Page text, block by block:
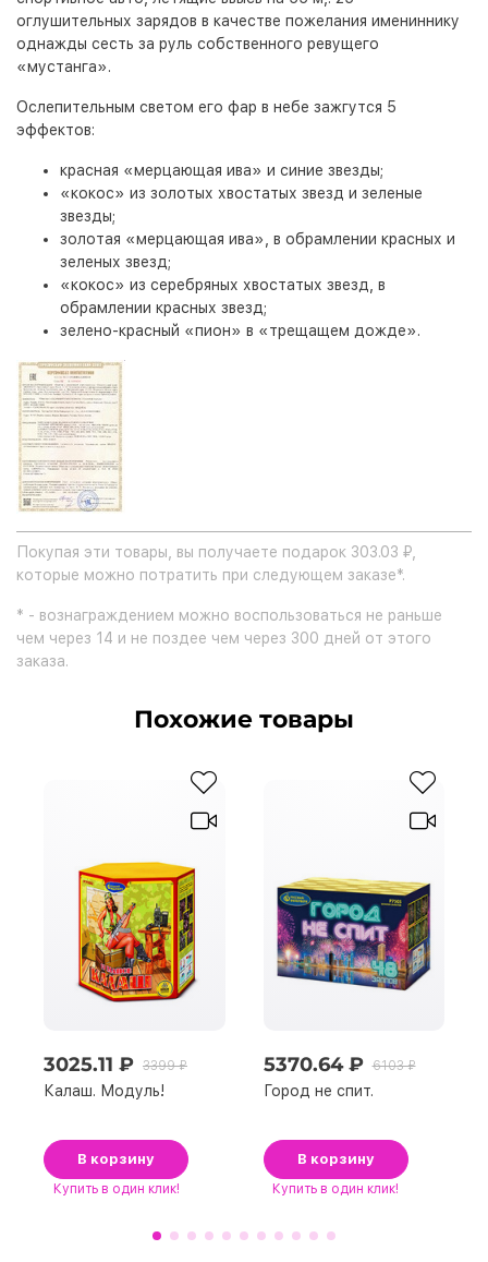
оглушительных зарядов в качестве пожелания имениннику
однажды сесть за руль собственного ревущего
«мустанга».
Ослепительным светом его фар в небе зажгутся 5
эффектов:
красная «мерцающая ива» и синие звезды;
«кокос» из золотых хвостатых звезд и зеленые
звезды;
золотая «мерцающая ива», в обрамлении красных и
зеленых звезд;
«кокос» из серебряных хвостатых звезд, в
обрамлении красных звезд;
зелено-красный «пион» в «трещащем дожде».
Покупая эти товары, вы получаете подарок 303.03 ₽,
которые можно потратить при следующем заказе*.
* - вознаграждением можно воспользоваться не раньше
чем через 14 и не поздее чем через 300 дней от этого
заказа.
Похожие товары
3025.11 ₽ 3399 ₽
Калаш. Модуль!
В корзину
Купить в один клик!
5370.64 ₽ 6103 ₽
Город не спит.
В корзину
Купить в один клик!